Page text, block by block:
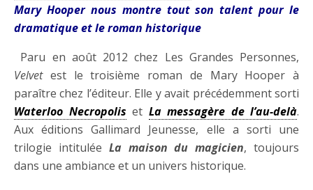
Mary Hooper nous montre tout son talent pour le
dramatique et le roman historique
Paru en août 2012 chez Les Grandes Personnes,
Velvetest le troisième roman de Mary Hooper à
paraître chez l’éditeur. Elle y avait précédemment sorti
Waterloo Necropolis et La messagère de l’au-delà.
Aux éditions Gallimard Jeunesse, elle a sorti une
trilogie intitulée La maison du magicien, toujours
dans une ambiance et un univers historique.